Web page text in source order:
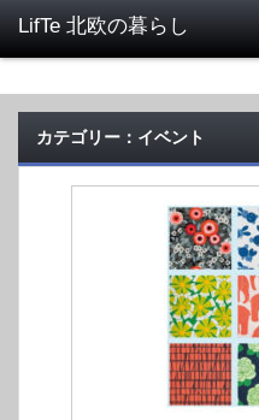
カテゴリー：イベント